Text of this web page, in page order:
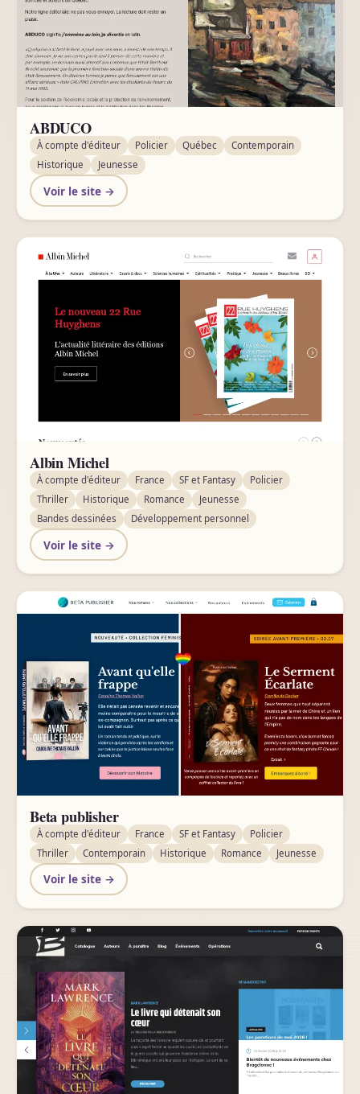
ABDUCO
À compte d'éditeur Policier Québec
Contemporain
Historique
Jeunesse
Voir le site →
Albin Michel
À compte d'éditeur France SF et Fantasy
Policier
Thriller
Historique Romance
Jeunesse
Bandes dessinées
Développement personnel
Voir le site →
Beta publisher
À compte d'éditeur France SF et Fantasy
Policier
Thriller
Contemporain Historique Romance Jeunesse
Voir le site →